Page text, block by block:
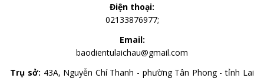
Điện thoại:
02133876977;
Email:
baodientulaichau@gmail.com
Trụ sở: 43A, Nguyễn Chí Thanh - phường Tân Phong - tỉnh Lai